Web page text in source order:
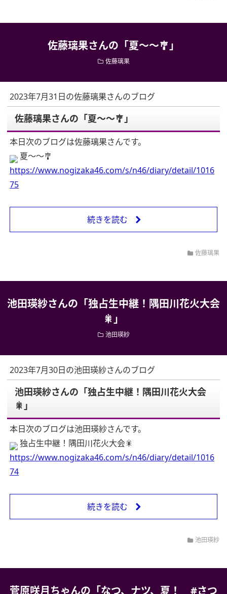
佐藤璃果さんの「夏〜〜🎐」
佐藤璃果
2023年7月31日の佐藤璃果さんのブログ
佐藤璃果さんの「夏〜〜🎐」
本日次のブログは佐藤璃果さんです。
夏〜〜🎐
https://www.nogizaka46.com/s/n46/diary/detail/1016
75
続きを読む
佐藤璃果
池田瑛紗さんの「独占生中継！隅田川花火大会
🎇」
池田瑛紗
2023年7月30日の池田瑛紗さんのブログ
池田瑛紗さんの「独占生中継！隅田川花火大会
🎇」
本日次のブログは池田瑛紗さんです。
独占生中継！隅田川花火大会🎇
https://www.nogizaka46.com/s/n46/diary/detail/1016
74
続きを読む
池田瑛紗
菅原咲月ちゃんの「なつ、ナツ、夏！ #さつ